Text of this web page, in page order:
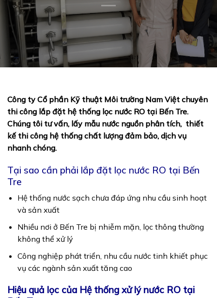
Công ty Cổ phần Kỹ thuật Môi trường Nam Việt chuyên
thi công lắp đặt hệ thống lọc nước RO tại Bến Tre.
Chúng tôi tư vấn, lấy mẫu nước nguồn phân tích, thiết
kế thi công hệ thống chất lượng đảm bảo, dịch vụ
nhanh chóng.
Tại sao cần phải lắp đặt lọc nước RO tại Bến
Tre
Hệ thống nước sạch chưa đáp ứng nhu cầu sinh hoạt
và sản xuất
Nhiều nơi ở Bến Tre bị nhiễm mặn, lọc thông thường
không thể xử lý
Công nghiệp phát triển, nhu cầu nước tinh khiết phục
vụ các ngành sản xuất tăng cao
Hiệu quả lọc của Hệ thống xử lý nước RO tại